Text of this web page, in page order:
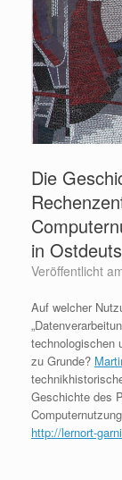
Die
in
Veröffentlicht
Auf welcher
technologischen
zu Grunde?
Geschichte des
http://lernort-